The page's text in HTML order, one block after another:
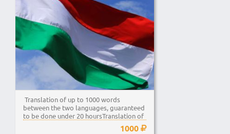
Translation of up to 1000 words
between the two languages, guaranteed
to be done under 20 hoursTranslation of
1000